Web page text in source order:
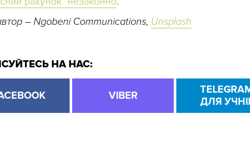
– Ngobeni Communications, Unsplash
НА НАС:
VIBER
ДЛЯ